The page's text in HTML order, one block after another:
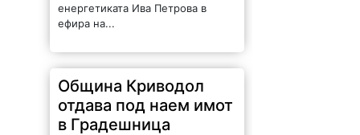
енергетиката Ива Петрова в
ефира на...
Община Криводол
отдава под наем имот
в Градешница